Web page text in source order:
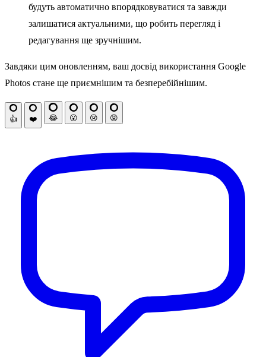
будуть автоматично впорядковуватися та завжди
залишатися актуальними, що робить перегляд і
редагування ще зручнішим.
Завдяки цим оновленням, ваш досвід використання Google
Photos стане ще приємнішим та безперебійнішим.
👍 ❤️ 😂 😮 😢 😡